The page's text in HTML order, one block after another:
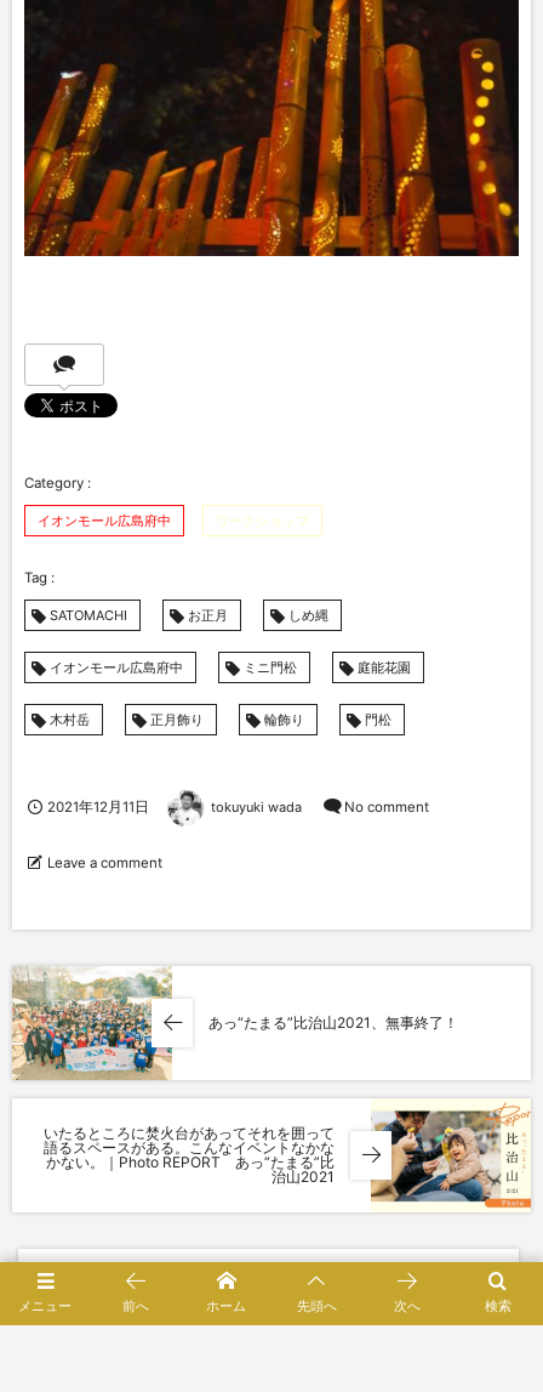
イオンモール広島府中 ワークショップ
SATOMACHI お正月 しめ縄
イオンモール広島府中 ミニ門松 庭能花園
木村岳 正月飾り 輪飾り 門松
2021年12月11日 tokuyuki wada No comment
Leave a comment
あっ“たまる”比治山2021、無事終了！
いたるところに焚火台があってそれを囲って
語るスペースがある。こんなイベントなかな
かない。｜Photo REPORT あっ“たまる”比
治山2021
コメントを書く
メニュー 検索
前へ ホーム 先頭へ 次へ